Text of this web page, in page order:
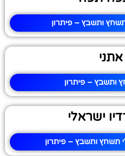
ותשבץ – פיתרון
אתני
ותשבץ – פיתרון
ישראלי
תשחץ ותשבץ – פיתרון